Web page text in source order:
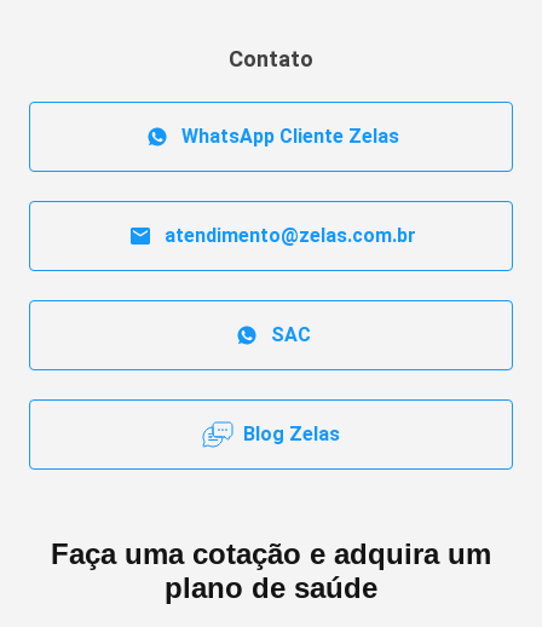
Contato
WhatsApp Cliente Zelas
atendimento@zelas.com.br
SAC
Blog Zelas
Faça uma cotação e adquira um
plano de saúde